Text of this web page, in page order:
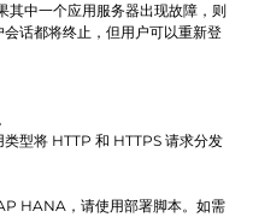
其中一个应用服务器出现故障，则
话都将终止，但用户可以重新登
型将 HTTP 和 HTTPS 请求分发
HANA，请使用部署脚本。如需